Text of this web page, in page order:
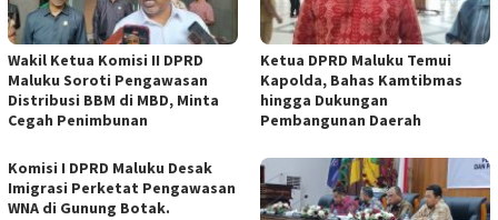
Wakil Ketua Komisi II DPRD
Maluku Soroti Pengawasan
Distribusi BBM di MBD, Minta
Cegah Penimbunan
Ketua DPRD Maluku Temui
Kapolda, Bahas Kamtibmas
hingga Dukungan
Pembangunan Daerah
Komisi I DPRD Maluku Desak
Imigrasi Perketat Pengawasan
WNA di Gunung Botak.